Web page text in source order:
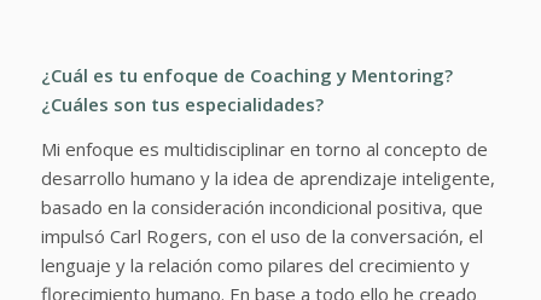
¿Cuál es tu enfoque de Coaching y Mentoring?
¿Cuáles son tus especialidades?
Mi enfoque es multidisciplinar en torno al concepto de
desarrollo humano y la idea de aprendizaje inteligente,
basado en la consideración incondicional positiva, que
impulsó Carl Rogers, con el uso de la conversación, el
lenguaje y la relación como pilares del crecimiento y
florecimiento humano. En base a todo ello he creado